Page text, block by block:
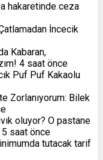
hakaretinde ceza
İncecik
Kabaran,
4 saat önce
Puf Puf Kakaolu
Zorlanıyorum: Bilek
oluyor? O pastane
5 saat önce
tutacak tarif